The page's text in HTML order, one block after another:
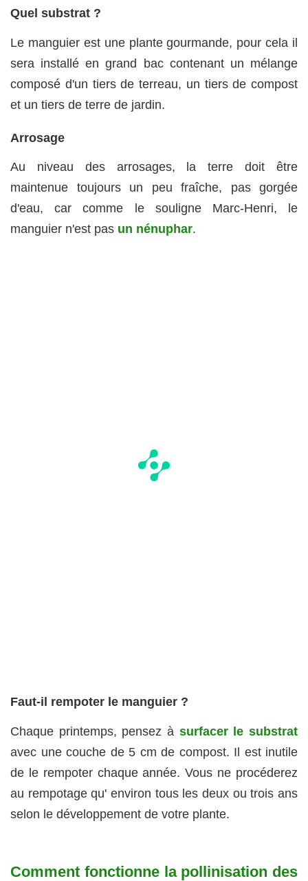
Quel substrat ?
Le manguier est une plante gourmande, pour cela il
sera installé en grand bac contenant un mélange
composé d'un tiers de terreau, un tiers de compost
et un tiers de terre de jardin.
Arrosage
Au niveau des arrosages, la terre doit être
maintenue toujours un peu fraîche, pas gorgée
d'eau, car comme le souligne Marc-Henri, le
manguier n'est pas un nénuphar.
Faut-il rempoter le manguier ?
Chaque printemps, pensez à surfacer le substrat
avec une couche de 5 cm de compost. Il est inutile
de le rempoter chaque année. Vous ne procéderez
au rempotage qu' environ tous les deux ou trois ans
selon le développement de votre plante.
Comment fonctionne la pollinisation des